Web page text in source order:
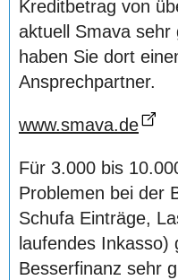
Kreditbetrag von
aktuell Smava
haben Sie dort
Ansprechpartner.
www.smava.de
Für 3.000 bis
Problemen bei der
Schufa Einträge,
laufendes Inkasso)
Besserfinanz sehr